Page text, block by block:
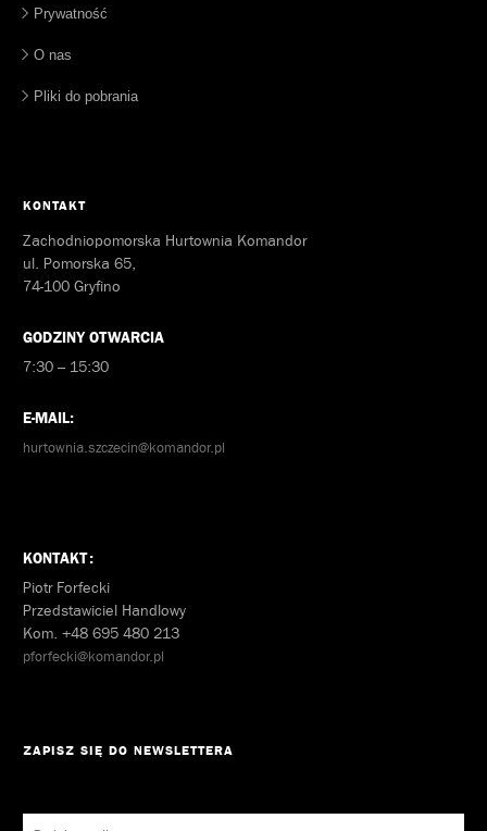
Prywatność
O nas
Pliki do pobrania
KONTAKT
Zachodniopomorska Hurtownia Komandor
ul. Pomorska 65,
74-100 Gryfino
GODZINY OTWARCIA
7:30 – 15:30
E-MAIL:
hurtownia.szczecin@komandor.pl
KONTAKT:
Piotr Forfecki
Przedstawiciel Handlowy
Kom. +48 695 480 213
pforfecki@komandor.pl
ZAPISZ SIĘ DO NEWSLETTERA